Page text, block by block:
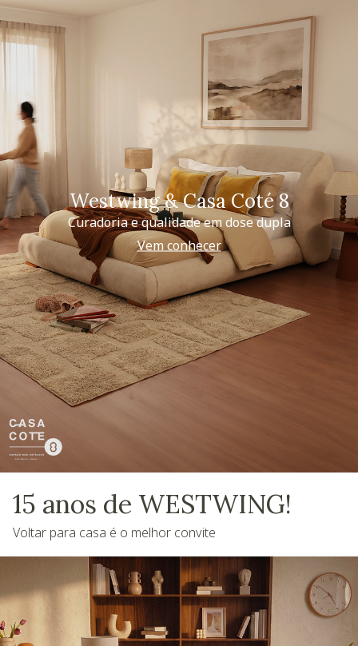
Westwing & Casa Coté 8
Curadoria e qualidade em dose dupla
Vem conhecer
15 anos de WESTWING!
Voltar para casa é o melhor convite